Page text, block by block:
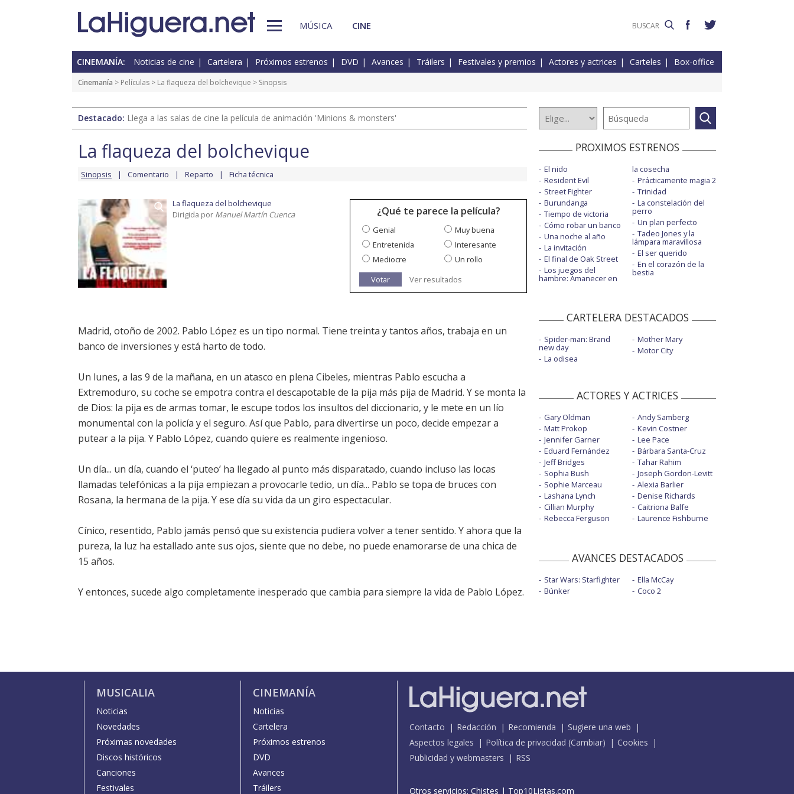
MÚSICA CINE
CINEMANÍA: Noticias de cine Cartelera Próximos estrenos DVD Avances Tráilers Festivales y premios Actores y actrices Carteles Box-office
Cinemanía > Películas > La flaqueza del bolchevique > Sinopsis
Destacado: Llega a las salas de cine la película de animación 'Minions & monsters'
La flaqueza del bolchevique
Sinopsis Comentario Reparto Ficha técnica
La flaqueza del bolchevique
Dirigida por Manuel Martín Cuenca ¿Qué te parece la película?
Genial
Muy buena
Entretenida
Interesante
Mediocre
Un rollo
Votar
Ver resultados
Madrid, otoño de 2002. Pablo López es un tipo normal. Tiene treinta y tantos años, trabaja en un
banco de inversiones y está harto de todo.
Un lunes, a las 9 de la mañana, en un atasco en plena Cibeles, mientras Pablo escucha a
Extremoduro, su coche se empotra contra el descapotable de la pija más pija de Madrid. Y se monta la
de Dios: la pija es de armas tomar, le escupe todos los insultos del diccionario, y le mete en un lío
monumental con la policía y el seguro. Así que Pablo, para divertirse un poco, decide empezar a
putear a la pija. Y Pablo López, cuando quiere es realmente ingenioso.
Un día... un día, cuando el ‘puteo’ ha llegado al punto más disparatado, cuando incluso las locas
llamadas telefónicas a la pija empiezan a provocarle tedio, un día... Pablo se topa de bruces con
Rosana, la hermana de la pija. Y ese día su vida da un giro espectacular.
Cínico, resentido, Pablo jamás pensó que su existencia pudiera volver a tener sentido. Y ahora que la
pureza, la luz ha estallado ante sus ojos, siente que no debe, no puede enamorarse de una chica de
15 años.
Y entonces, sucede algo completamente inesperado que cambia para siempre la vida de Pablo López.
PROXIMOS ESTRENOS
El nido
Resident Evil
Street Fighter
Burundanga
Tiempo de victoria
Cómo robar un banco
Una noche al año
La invitación
El final de Oak Street
Los juegos del
hambre: Amanecer en
la cosecha
Prácticamente magia 2
Trinidad
La constelación del
perro
Un plan perfecto
Tadeo Jones y la
lámpara maravillosa
El ser querido
En el corazón de la
bestia
CARTELERA DESTACADOS
Spider-man: Brand
new day
La odisea
Mother Mary
Motor City
ACTORES Y ACTRICES
Gary Oldman
Matt Prokop
Jennifer Garner
Eduard Fernández
Jeff Bridges
Sophia Bush
Sophie Marceau
Lashana Lynch
Cillian Murphy
Rebecca Ferguson
Andy Samberg
Kevin Costner
Lee Pace
Bárbara Santa-Cruz
Tahar Rahim
Joseph Gordon-Levitt
Alexia Barlier
Denise Richards
Caitriona Balfe
Laurence Fishburne
AVANCES DESTACADOS
Star Wars: Starfighter
Búnker
Ella McCay
Coco 2
MUSICALIA
Noticias
Novedades
Próximas novedades
Discos históricos
Canciones
Festivales
CINEMANÍA
Noticias
Cartelera
Próximos estrenos
DVD
Avances
Tráilers
Contacto Redacción Recomienda
Sugiere una web
Aspectos legales
Política de privacidad (Cambiar)
Cookies
Publicidad y webmasters
RSS
Otros servicios: Chistes | Top10Listas.com